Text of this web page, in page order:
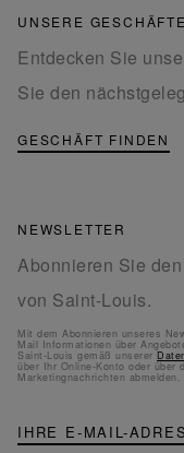
UNSERE GESCHÄFTE
Entdecken Sie
Sie den
GESCHÄFT FINDEN
NEWSLETTER
Abonnieren Sie
von Saint-Louis.
Mit dem Abonnieren unseres
Mail Informationen über
Saint-Louis gemäß unserer
über Ihr Online-Konto oder über
Marketingnachrichten abmelden.
NEWSLETTER
Melden